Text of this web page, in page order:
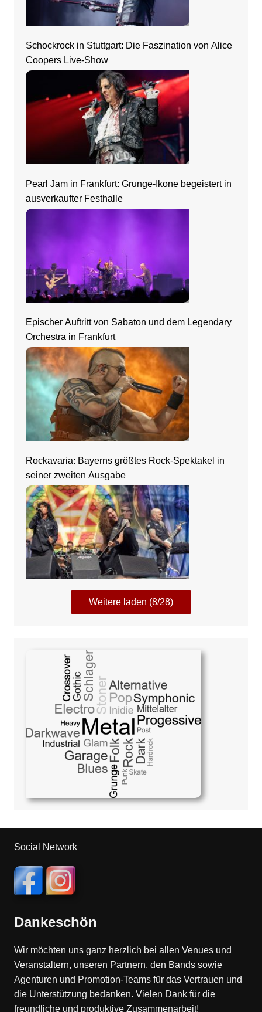
Schockrock in Stuttgart: Die Faszination von Alice
Coopers Live-Show
Pearl Jam in Frankfurt: Grunge-Ikone begeistert in
ausverkaufter Festhalle
Epischer Auftritt von Sabaton und dem Legendary
Orchestra in Frankfurt
Rockavaria: Bayerns größtes Rock-Spektakel in
seiner zweiten Ausgabe
Weitere laden (8/28)
Social Network
Dankeschön
Wir möchten uns ganz herzlich bei allen Venues und
Veranstaltern, unseren Partnern, den Bands sowie
Agenturen und Promotion-Teams für das Vertrauen und
die Unterstützung bedanken. Vielen Dank für die
freundliche und produktive Zusammenarbeit!